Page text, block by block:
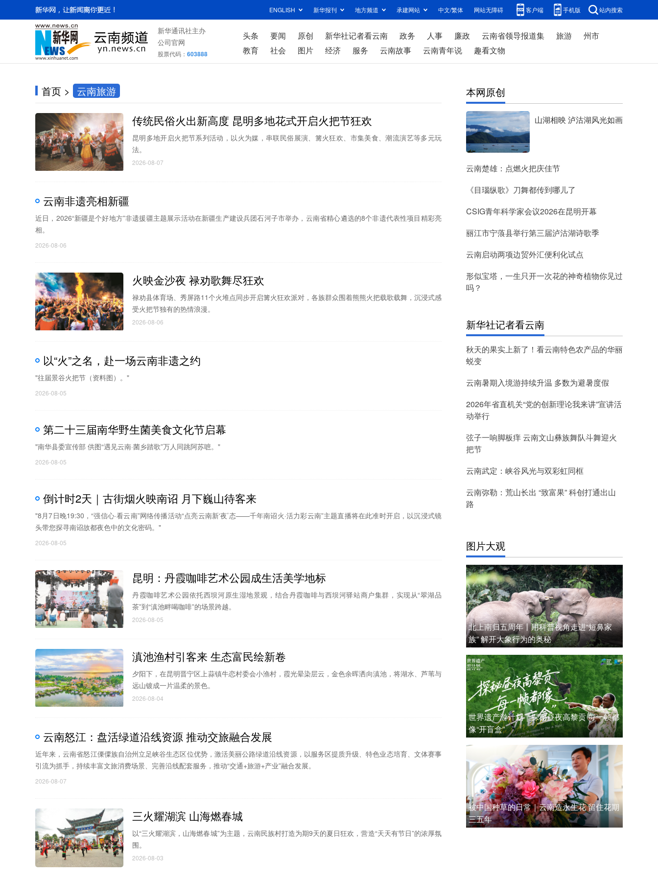
ENGLISH 新华报刊 地方频道 承建网站 中文/繁体 网站无障碍 客户端 手机版 站内搜索
新华通讯社主办
公司官网
股票代码： 603888
头条 要闻 原创 新华社记者看云南 政务 人事 廉政 云南省领导报道集 旅游
州市
教育
社会 图片 经济 服务 云南故事 云南青年说 趣看文物
首页 > 云南旅游
传统民俗火出新高度 昆明多地花式开启火把节狂欢
昆明多地开启火把节系列活动，以火为媒，串联民俗展演、篝火狂欢、市集美食、潮流演艺等多元玩
法。
2026-08-07
云南非遗亮相新疆
近日，2026“新疆是个好地方”非遗援疆主题展示活动在新疆生产建设兵团石河子市举办，云南省精心遴选的8个非遗代表性项目精彩亮
相。
2026-08-06
火映金沙夜 禄劝歌舞尽狂欢
禄劝县体育场、秀屏路11个火堆点同步开启篝火狂欢派对，各族群众围着熊熊火把载歌载舞，沉浸式感
受火把节独有的热情浪漫。
2026-08-06
以“火”之名，赴一场云南非遗之约
"往届景谷火把节（资料图）。"
2026-08-05
第二十三届南华野生菌美食文化节启幕
"南华县委宣传部 供图“遇见云南·菌乡踏歌”万人同跳阿苏嗻。"
2026-08-05
倒计时2天｜古街烟火映南诏 月下巍山待客来
"8月7日晚19:30，“强信心·看云南”网络传播活动“点亮云南新‘夜’态——千年南诏火·活力彩云南”主题直播将在此准时开启，以沉浸式镜
头带您探寻南诏故都夜色中的文化密码。"
2026-08-05
昆明：丹霞咖啡艺术公园成生活美学地标
丹霞咖啡艺术公园依托西坝河原生湿地景观，结合丹霞咖啡与西坝河驿站商户集群，实现从“翠湖品
茶”到“滇池畔喝咖啡”的场景跨越。
2026-08-05
滇池渔村引客来 生态富民绘新卷
夕阳下，在昆明晋宁区上蒜镇牛恋村委会小渔村，霞光晕染层云，金色余晖洒向滇池，将湖水、芦苇与
远山镀成一片温柔的景色。
2026-08-04
云南怒江：盘活绿道沿线资源 推动交旅融合发展
近年来，云南省怒江傈僳族自治州立足峡谷生态区位优势，激活美丽公路绿道沿线资源，以服务区提质升级、特色业态培育、文体赛事
引流为抓手，持续丰富文旅消费场景、完善沿线配套服务，推动“交通+旅游+产业”融合发展。
2026-08-07
三火耀湖滨 山海燃春城
以“三火耀湖滨，山海燃春城”为主题，云南民族村打造为期9天的夏日狂欢，营造“天天有节日”的浓厚氛
围。
2026-08-03
本网原创
山湖相映 泸沽湖风光如画
云南楚雄：点燃火把庆佳节
《目瑙纵歌》刀舞都传到哪儿了
CSIG青年科学家会议2026在昆明开幕
丽江市宁蒗县举行第三届泸沽湖诗歌季
云南启动两项边贸外汇便利化试点
形似宝塔，一生只开一次花的神奇植物你见过
吗？
新华社记者看云南
秋天的果实上新了！看云南特色农产品的华丽
蜕变
云南暑期入境游持续升温 多数为避暑度假
2026年省直机关“党的创新理论我来讲”宣讲活
动举行
弦子一响脚板痒 云南文山彝族舞队斗舞迎火
把节
云南武定：峡谷风光与双彩虹同框
云南弥勒：荒山长出 “致富果” 科创打通出山
路
图片大观
北上南归五周年丨用科普视角走进“短鼻家
族” 解开大象行为的奥秘
世界遗产游计划｜探秘昼夜高黎贡 每一帧都
像“开盲盒”
被中国种草的日常｜云南造永生花 留住花期
三五年